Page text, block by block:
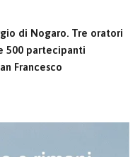
di Nogaro. Tre oratori
500 partecipanti
Francesco